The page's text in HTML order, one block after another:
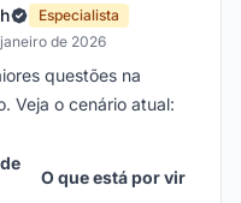
Especialista
de 2026
questões na
Veja o cenário atual:
O que está por vir